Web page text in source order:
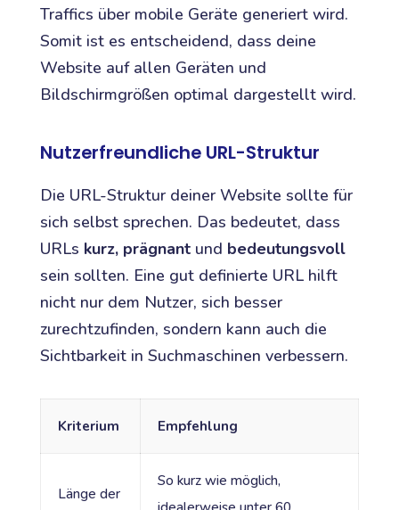
Traffics über mobile Geräte generiert wird.
Somit ist es entscheidend, dass deine
Website auf allen Geräten und
Bildschirmgrößen optimal dargestellt wird.
Nutzerfreundliche URL-Struktur
Die URL-Struktur deiner Website sollte für
sich selbst sprechen. Das bedeutet, dass
URLs kurz, prägnantund bedeutungsvoll
sein sollten. Eine gut definierte URL hilft
nicht nur dem Nutzer, sich besser
zurechtzufinden, sondern kann auch die
Sichtbarkeit in Suchmaschinen verbessern.
Kriterium Empfehlung
Länge der
So kurz wie möglich,